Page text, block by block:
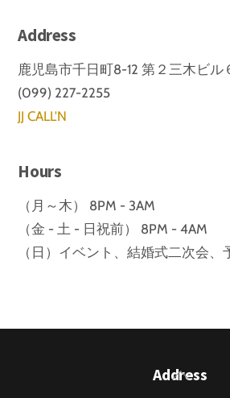
Address
鹿児島市千日町8-12 第２三木ビル
(099) 227-2255
JJ CALL'N
Hours
（月～木） 8PM - 3AM
（金 - 土 - 日祝前） 8PM - 4AM
（日）イベント、結婚式二次会、
Back
Address